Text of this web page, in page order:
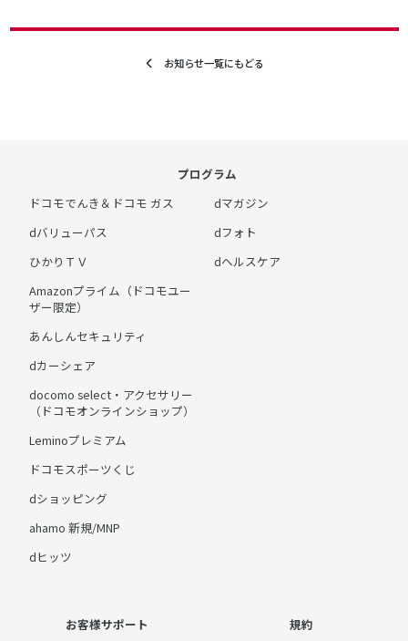
お知らせ一覧にもどる
プログラム
ドコモでんき＆ドコモ ガス
dバリューパス
ひかりＴＶ
Amazonプライム（ドコモユー
ザー限定）
あんしんセキュリティ
dカーシェア
docomo select・アクセサリー
（ドコモオンラインショップ）
Leminoプレミアム
ドコモスポーツくじ
dショッピング
ahamo 新規/MNP
dヒッツ
dマガジン
dフォト
dヘルスケア
お客様サポート
規約